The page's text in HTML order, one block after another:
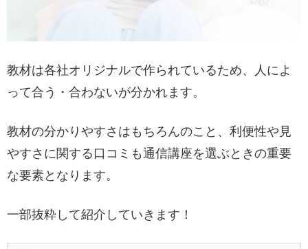
教材は各社オリジナルで作られているため、人によ
って合う・合わないが分かれます。
教材の分かりやすさはもちろんのこと、利便性や見
やすさに関する口コミも通信講座を選ぶときの重要
な要素となります。
一部抜粋して紹介していきます！